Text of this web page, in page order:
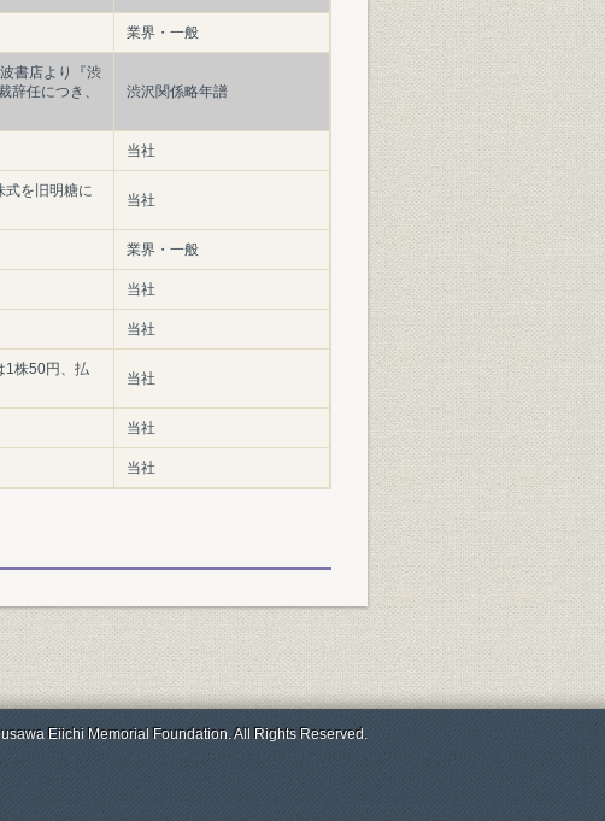
業界・一般
書店より『渋
辞任につき、
渋沢関係略年譜
当社
式を旧明糖に
当社
業界・一般
当社
当社
1株50円、払
当社
当社
当社
Eiichi Memorial Foundation. All Rights Reserved.